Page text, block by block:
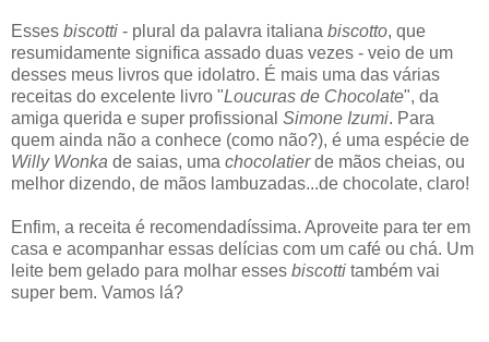
Esses biscotti - plural da palavra italiana biscotto, que
resumidamente significa assado duas vezes - veio de um
desses meus livros que idolatro. É mais uma das várias
receitas do excelente livro "Loucuras de Chocolate", da
amiga querida e super profissional Simone Izumi. Para
quem ainda não a conhece (como não?), é uma espécie de
Willy Wonka de saias, uma chocolatierde mãos cheias, ou
melhor dizendo, de mãos lambuzadas...de chocolate, claro!
Enfim, a receita é recomendadíssima. Aproveite para ter em
casa e acompanhar essas delícias com um café ou chá. Um
leite bem gelado para molhar esses biscotti também vai
super bem. Vamos lá?